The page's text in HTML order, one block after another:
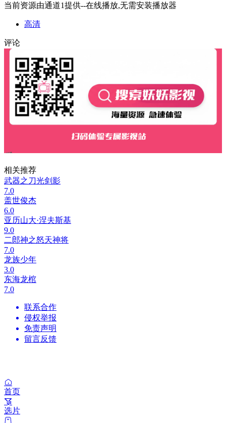
当前资源由通道1提供--在线播放,无需安装播放器
高清
评论
相关推荐
武器之刀光剑影
7.0
盖世俊杰
6.0
亚历山大·涅夫斯基
9.0
二郎神之怒天神将
7.0
龙族少年
3.0
东海龙棺
7.0
联系合作
侵权举报
免责声明
留言反馈
首页
选片